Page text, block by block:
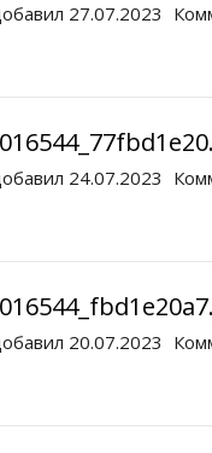
27.07.2023
24.07.2023
20.07.2023